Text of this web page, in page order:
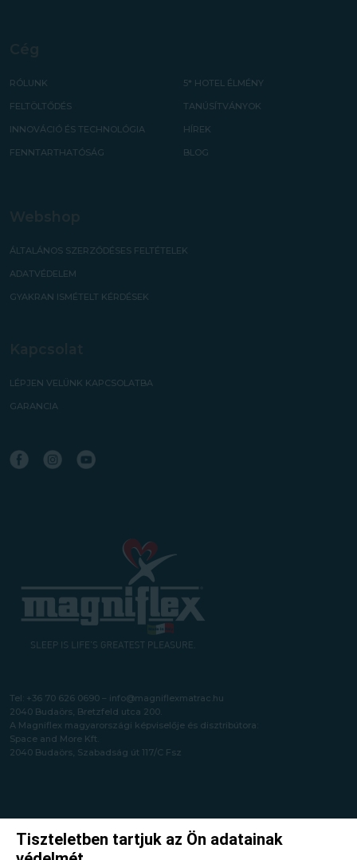
RÓLUNK
FELTÖLTŐDÉS
INNOVÁCIÓ ÉS TECHNOLÓGIA
FENNTARTHATÓSÁG
5* HOTEL ÉLMÉNY
TANÚSÍTVÁNYOK
HÍREK
BLOG
ÁLTALÁNOS SZERZŐDÉSES FELTÉTELEK
ADATVÉDELEM
GYAKRAN ISMÉTELT KÉRDÉSEK
LÉPJEN VELÜNK KAPCSOLATBA
GARANCIA
Tel: +36 70 626 0690 – info@magniflexmatrac.hu
2040 Budaörs, Bretzfeld utca 200.
A Magniflex magyarországi képviselője és disztribútora:
Space and More Kft.
2040 Budaörs, Szabadság út 117/C Fsz
Tiszteletben tartjuk az Ön adatainak